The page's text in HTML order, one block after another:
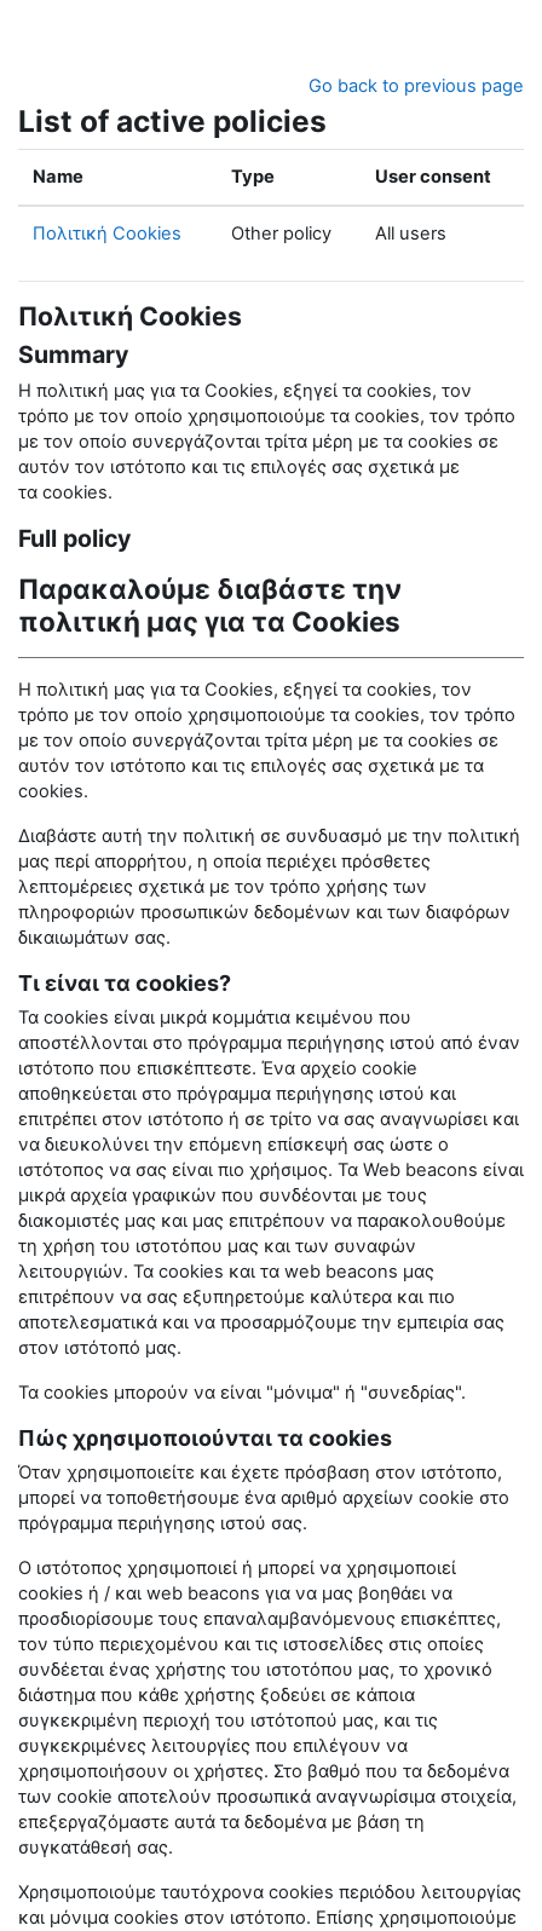
Go back to previous page
List of active policies
Name Type User consent
Πολιτική Cookies Other policy All users
Πολιτική Cookies
Summary
Η πολιτική μας για τα Cookies, εξηγεί τα cookies, τον
τρόπο με τον οποίο χρησιμοποιούμε τα cookies, τον τρόπο
με τον οποίο συνεργάζονται τρίτα μέρη με τα cookies σε
αυτόν τον ιστότοπο και τις επιλογές σας σχετικά με
τα cookies.
Full policy
Παρακαλούμε διαβάστε την
πολιτική μας για τα Cookies
Η πολιτική μας για τα Cookies, εξηγεί τα cookies, τον
τρόπο με τον οποίο χρησιμοποιούμε τα cookies, τον τρόπο
με τον οποίο συνεργάζονται τρίτα μέρη με τα cookies σε
αυτόν τον ιστότοπο και τις επιλογές σας σχετικά με τα
cookies.
Διαβάστε αυτή την πολιτική σε συνδυασμό με την πολιτική
μας περί απορρήτου, η οποία περιέχει πρόσθετες
λεπτομέρειες σχετικά με τον τρόπο χρήσης των
πληροφοριών προσωπικών δεδομένων και των διαφόρων
δικαιωμάτων σας.
Τι είναι τα cookies?
Τα cookies είναι μικρά κομμάτια κειμένου που
αποστέλλονται στο πρόγραμμα περιήγησης ιστού από έναν
ιστότοπο που επισκέπτεστε. Ένα αρχείο cookie
αποθηκεύεται στο πρόγραμμα περιήγησης ιστού και
επιτρέπει στον ιστότοπο ή σε τρίτο να σας αναγνωρίσει και
να διευκολύνει την επόμενη επίσκεψή σας ώστε ο
ιστότοπος να σας είναι πιο χρήσιμος. Τα Web beacons είναι
μικρά αρχεία γραφικών που συνδέονται με τους
διακομιστές μας και μας επιτρέπουν να παρακολουθούμε
τη χρήση του ιστοτόπου μας και των συναφών
λειτουργιών. Τα cookies και τα web beacons μας
επιτρέπουν να σας εξυπηρετούμε καλύτερα και πιο
αποτελεσματικά και να προσαρμόζουμε την εμπειρία σας
στον ιστότοπό μας.
Τα cookies μπορούν να είναι "μόνιμα" ή "συνεδρίας".
Πώς χρησιμοποιούνται τα cookies
Όταν χρησιμοποιείτε και έχετε πρόσβαση στον ιστότοπο,
μπορεί να τοποθετήσουμε ένα αριθμό αρχείων cookie στο
πρόγραμμα περιήγησης ιστού σας.
Ο ιστότοπος χρησιμοποιεί ή μπορεί να χρησιμοποιεί
cookies ή / και web beacons για να μας βοηθάει να
προσδιορίσουμε τους επαναλαμβανόμενους επισκέπτες,
τον τύπο περιεχομένου και τις ιστοσελίδες στις οποίες
συνδέεται ένας χρήστης του ιστοτόπου μας, το χρονικό
διάστημα που κάθε χρήστης ξοδεύει σε κάποια
συγκεκριμένη περιοχή του ιστότοπού μας, και τις
συγκεκριμένες λειτουργίες που επιλέγουν να
χρησιμοποιήσουν οι χρήστες. Στο βαθμό που τα δεδομένα
των cookie αποτελούν προσωπικά αναγνωρίσιμα στοιχεία,
επεξεργαζόμαστε αυτά τα δεδομένα με βάση τη
συγκατάθεσή σας.
Χρησιμοποιούμε ταυτόχρονα cookies περιόδου λειτουργίας
και μόνιμα cookies στον ιστότοπο. Επίσης χρησιμοποιούμε